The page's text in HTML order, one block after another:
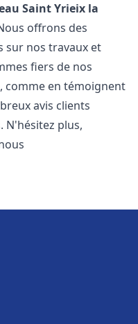
Saint Yrieix la
offrons des
sur nos travaux et
fiers de nos
comme en témoignent
avis clients
N'hésitez plus,